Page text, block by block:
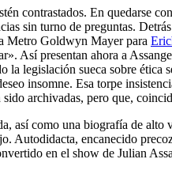
contrastados. En quedarse
sin turno de preguntas.
Metro Goldwyn Mayer para
Así presentan ahora a
legislación sueca sobre
insomne. Esa torpe
archivadas, pero que,
así como una biografía de
Autodidacta, encanecido
en el show de Julian